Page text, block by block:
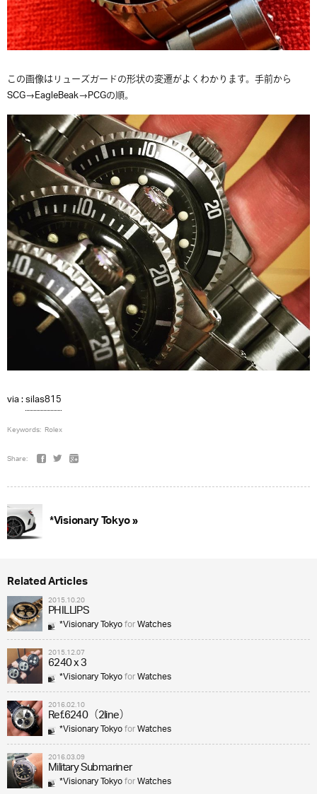
この画像はリューズガードの形状の変遷がよくわかります。手前から
SCG→EagleBeak→PCGの順。
via :silas815
Keywords: Rolex
Share:
*Visionary Tokyo »
Related Articles
2015.10.20
PHILLIPS
*Visionary TokyoforWatches
2015.12.07
6240 x 3
*Visionary TokyoforWatches
2016.02.10
Ref.6240（2line）
*Visionary TokyoforWatches
2016.03.09
Military Submariner
*Visionary TokyoforWatches